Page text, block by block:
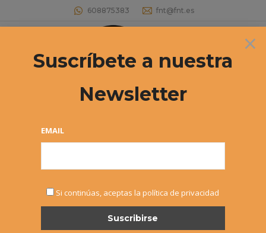
608875383 fnt@fnt.es
Buscar:
Archivos diarios:6 junio, 2016
30º Circuito Infantil “El Corte
Inglés” (2º Torneo) – Alejo Ferrer
×
Suscríbete a nuestra
Newsletter
EMAIL
Si continúas, aceptas la política de privacidad